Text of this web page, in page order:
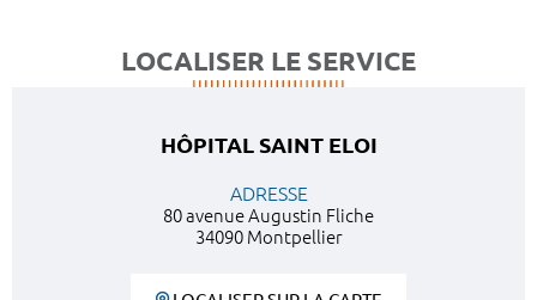
LOCALISER LE SERVICE
HÔPITAL SAINT ELOI
ADRESSE
80 avenue Augustin Fliche
34090 Montpellier